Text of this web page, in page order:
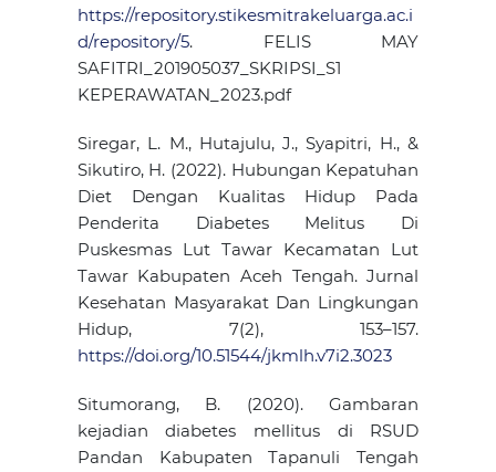
https://repository.stikesmitrakeluarga.ac.i
d/repository/5. FELIS MAY
SAFITRI_201905037_SKRIPSI_S1
KEPERAWATAN_2023.pdf
Siregar, L. M., Hutajulu, J., Syapitri, H., &
Sikutiro, H. (2022). Hubungan Kepatuhan
Diet Dengan Kualitas Hidup Pada
Penderita Diabetes Melitus Di
Puskesmas Lut Tawar Kecamatan Lut
Tawar Kabupaten Aceh Tengah. Jurnal
Kesehatan Masyarakat Dan Lingkungan
Hidup, 7(2), 153–157.
https://doi.org/10.51544/jkmlh.v7i2.3023
Situmorang, B. (2020). Gambaran
kejadian diabetes mellitus di RSUD
Pandan Kabupaten Tapanuli Tengah